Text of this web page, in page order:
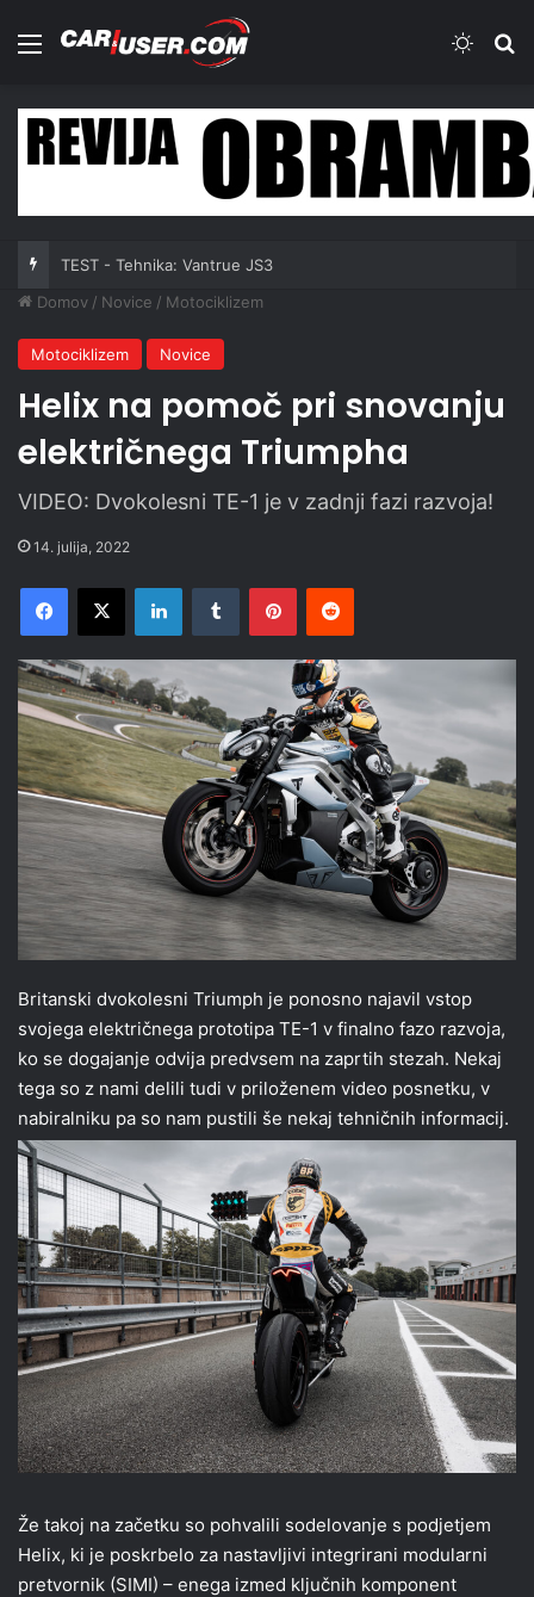
Meni
TEST - Tehnika: Vantrue JS3
Domov / Novice / Motociklizem
Motociklizem Novice
Helix na pomoč pri snovanju
električnega Triumpha
VIDEO: Dvokolesni TE-1 je v zadnji fazi razvoja!
14. julija, 2022
Facebook
X LinkedInTumblr PinterestReddit
Britanski dvokolesni Triumph je ponosno najavil vstop
svojega električnega prototipa TE-1 v finalno fazo razvoja,
ko se dogajanje odvija predvsem na zaprtih stezah. Nekaj
tega so z nami delili tudi v priloženem video posnetku, v
nabiralniku pa so nam pustili še nekaj tehničnih informacij.
Že takoj na začetku so pohvalili sodelovanje s podjetjem
Helix, ki je poskrbelo za nastavljivi integrirani modularni
pretvornik (SIMI) – enega izmed ključnih komponent